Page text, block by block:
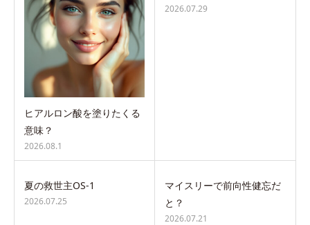
ヒアルロン酸を塗りたくる
意味？
2026.08.1
2026.07.29
夏の救世主OS-1
2026.07.25
マイスリーで前向性健忘だ
と？
2026.07.21